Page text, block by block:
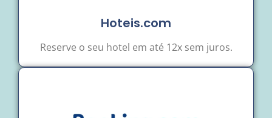
Hoteis.com
Reserve o seu hotel em até 12x sem juros.